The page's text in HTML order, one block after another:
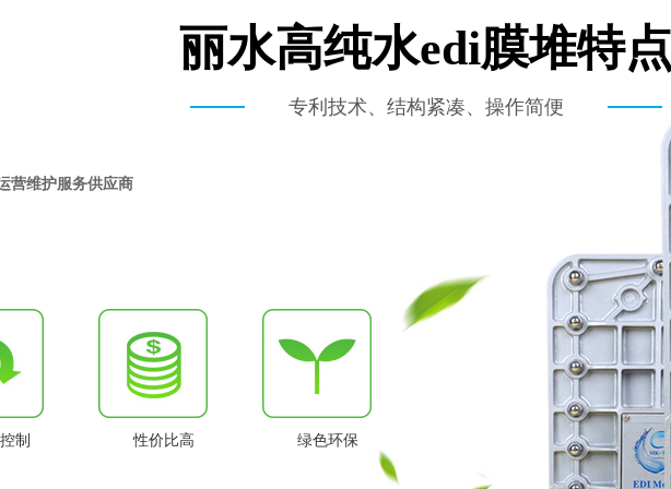
丽水高纯水edi膜堆特
专利技术、结构紧凑、操作简便
营维护服务供应商
制 性价比高 绿色环保